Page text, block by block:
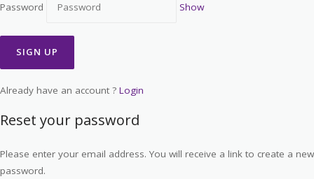
Password Show
Already have an account ? Login
Reset your password
Please enter your email address. You will receive a link to create a new
password.